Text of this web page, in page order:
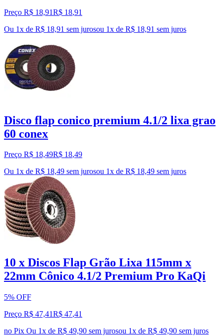
Preço R$ 18,91R$ 18,91
Ou 1x de R$ 18,91 sem jurosou 1x de R$ 18,91 sem juros
Disco flap conico premium 4.1/2 lixa grao
60 conex
Preço R$ 18,49R$ 18,49
Ou 1x de R$ 18,49 sem jurosou 1x de R$ 18,49 sem juros
10 x Discos Flap Grão Lixa 115mm x
22mm Cônico 4.1/2 Premium Pro KaQi
5% OFF
Preço R$ 47,41R$ 47,41
no Pix Ou 1x de R$ 49,90 sem jurosou 1x de R$ 49,90 sem juros